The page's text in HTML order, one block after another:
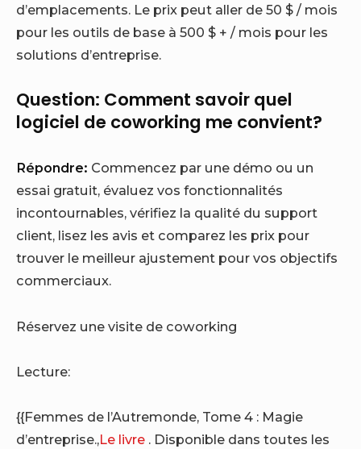
d’emplacements. Le prix peut aller de 50 $ / mois
pour les outils de base à 500 $ + / mois pour les
solutions d’entreprise.
Question: Comment savoir quel
logiciel de coworking me convient?
Répondre: Commencez par une démo ou un
essai gratuit, évaluez vos fonctionnalités
incontournables, vérifiez la qualité du support
client, lisez les avis et comparez les prix pour
trouver le meilleur ajustement pour vos objectifs
commerciaux.
Réservez une visite de coworking
Lecture:
{{Femmes de l’Autremonde, Tome 4 : Magie
d’entreprise.,Le livre . Disponible dans toutes les